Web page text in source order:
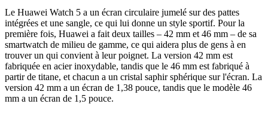
Le Huawei Watch 5 a un écran circulaire jumelé sur des pattes
intégrées et une sangle, ce qui lui donne un style sportif. Pour la
première fois, Huawei a fait deux tailles – 42 mm et 46 mm – de sa
smartwatch de milieu de gamme, ce qui aidera plus de gens à en
trouver un qui convient à leur poignet. La version 42 mm est
fabriquée en acier inoxydable, tandis que le 46 mm est fabriqué à
partir de titane, et chacun a un cristal saphir sphérique sur l'écran. La
version 42 mm a un écran de 1,38 pouce, tandis que le modèle 46
mm a un écran de 1,5 pouce.